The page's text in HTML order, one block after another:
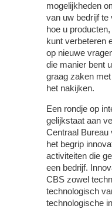
mogelijkheden
van uw bedrijf te
hoe u
kunt verbeteren
op nieuwe
die manier bent
graag zaken
het nakijken.
Een rondje op
gelijkstaat aan
Centraal Bureau
het begrip
activiteiten die
een bedrijf.
CBS zowel
technologisch
technologische